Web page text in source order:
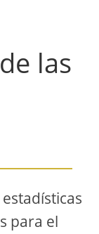
las
para el